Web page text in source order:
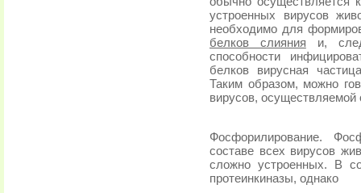
устроенных вирусов
необходимо для
белков слияния и,
способности
белков вирусная
Таким образом, можно
вирусов,
Фосфорилирование.
составе всех вирусов
сложно устроенных. В
протеинкиназы, однако